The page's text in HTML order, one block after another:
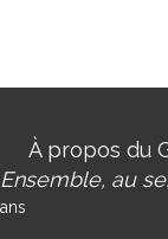
À propos du
Ensemble, au
ans